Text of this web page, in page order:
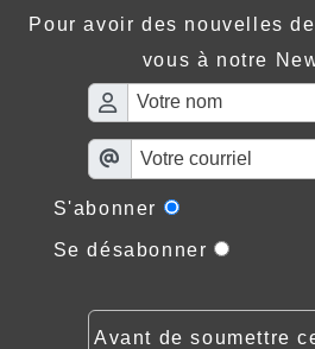
Pour avoir des nouvelles
vous à notre
S'abonner
Se désabonner
Avant de soumettre